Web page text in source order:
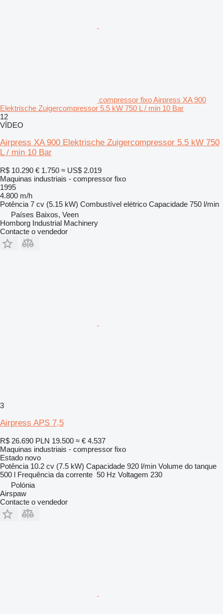
compressor fixo Airpress XA 900
Elektrische Zuigercompressor 5.5 kW 750 L / min 10 Bar
12
VÍDEO
Airpress XA 900 Elektrische Zuigercompressor 5.5 kW 750
L / min 10 Bar
R$ 10.290 € 1.750 ≈ US$ 2.019
Maquinas industriais - compressor fixo
1995
4.800 m/h
Potência 7 cv (5.15 kW) Combustível elétrico Capacidade 750 l/min
Países Baixos, Veen
Homborg Industrial Machinery
Contacte o vendedor
3
Airpress APS 7,5
R$ 26.690 PLN 19.500 ≈ € 4.537
Maquinas industriais - compressor fixo
Estado novo
Potência 10.2 cv (7.5 kW) Capacidade 920 l/min Volume do tanque
500 l Frequência da corrente 50 Hz Voltagem 230
Polónia
Airspaw
Contacte o vendedor